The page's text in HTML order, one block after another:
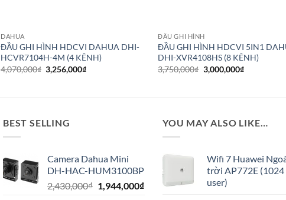
DAHUA
ĐẦU GHI HÌNH HDCVI DAHUA DHI-
HCVR7104H-4M (4 KÊNH)
4,070,000₫ Giá
gốc
3,256,000₫Giá
ĐẦU GHI HÌNH
ĐẦU GHI HÌNH HDCVI 5IN1
DHI-XVR4108HS (8 KÊNH)
3,750,000₫ Giá
gốc
3,000,000₫Giá
BEST SELLING
Camera Dahua Mini
DH-HAC-HUM3100BP
2,430,000₫ Giá
1,944,000₫Giá
YOU MAY ALSO LIKE…
Wifi 7 Huawei
trời AP772E (1024
user)